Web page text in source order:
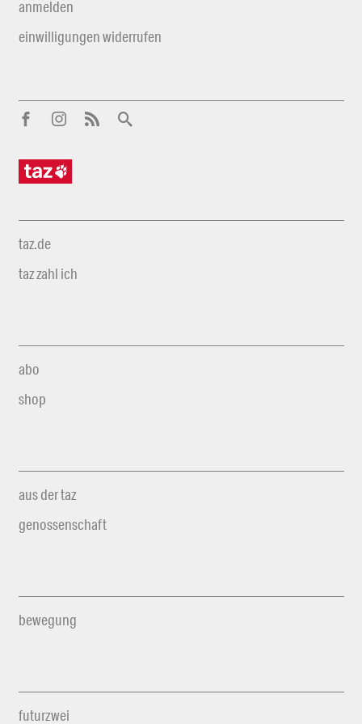
anmelden
einwilligungen widerrufen
taz.de
taz zahl ich
abo
shop
aus der taz
genossenschaft
bewegung
futurzwei